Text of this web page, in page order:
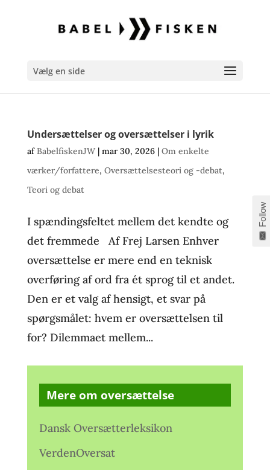
Vælg en side
Undersættelser og oversættelser i lyrik
afBabelfiskenJW| mar 30, 2026| Om enkelte
værker/forfattere, Oversættelsesteori og -debat,
Teori og debat
I spændingsfeltet mellem det kendte og
det fremmede Af Frej Larsen Enhver
oversættelse er mere end en teknisk
overføring af ord fra ét sprog til et andet.
Den er et valg af hensigt, et svar på
spørgsmålet: hvem er oversættelsen til
for? Dilemmaet mellem...
Mere om oversættelse
Dansk Oversætterleksikon
VerdenOversat
Follow